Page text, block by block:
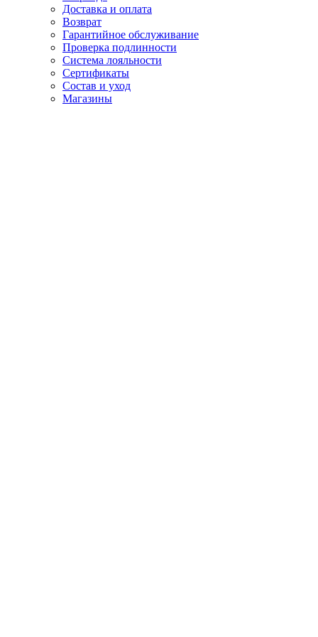
Доставка и оплата
Возврат
Гарантийное обслуживание
Проверка подлинности
Система лояльности
Сертификаты
Состав и уход
Магазины